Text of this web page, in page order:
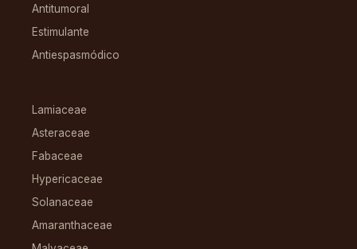
Antitumoral
Estimulante
Antiespasmódico
Lamiaceae
Asteraceae
Fabaceae
Hypericaceae
Solanaceae
Amaranthaceae